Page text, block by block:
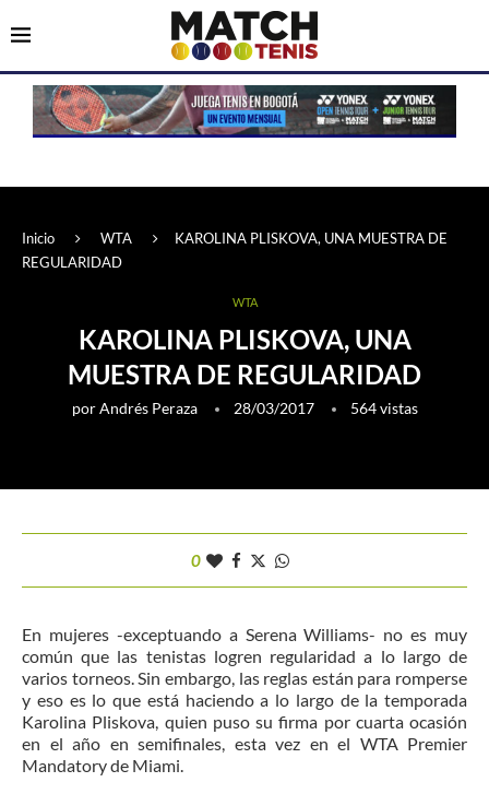
Inicio WTA
KAROLINA PLISKOVA, UNA MUESTRA DE
REGULARIDAD
WTA
KAROLINA PLISKOVA, UNA
MUESTRA DE REGULARIDAD
porAndrés Peraza 28/03/2017 564vistas
0
En mujeres -exceptuando a Serena Williams- no es muy
común que las tenistas logren regularidad a lo largo de
varios torneos. Sin embargo, las reglas están para romperse
y eso es lo que está haciendo a lo largo de la temporada
Karolina Pliskova, quien puso su firma por cuarta ocasión
en el año en semifinales, esta vez en el WTA Premier
Mandatory de Miami.